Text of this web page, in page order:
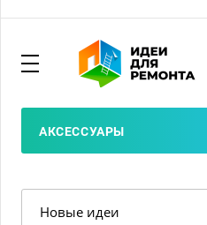
АКCЕССУАРЫ
Новые идеи